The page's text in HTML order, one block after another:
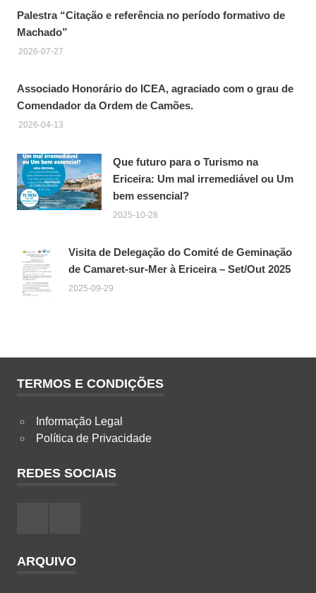
Palestra “Citação e referência no período formativo de
Machado”
2026-07-27
Associado Honorário do ICEA, agraciado com o grau de
Comendador da Ordem de Camões.
2026-04-13
Que futuro para o Turismo na
Ericeira: Um mal irremediável ou Um
bem essencial?
2025-10-28
Visita de Delegação do Comité de Geminação
de Camaret-sur-Mer à Ericeira – Set/Out 2025
2025-09-29
TERMOS E CONDIÇÕES
Informação Legal
Política de Privacidade
REDES SOCIAIS
ARQUIVO